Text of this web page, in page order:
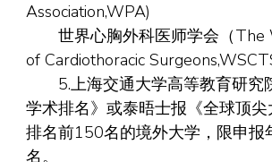
Association,WPA)
世界心胸外科医师学会（The
of Cardiothoracic
5.上海交通大学高等教育研究
学术排名》或泰晤士报《全球顶尖
排名前150名的境外大学，限申报
名。